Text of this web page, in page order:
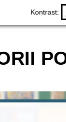
Kontrast: